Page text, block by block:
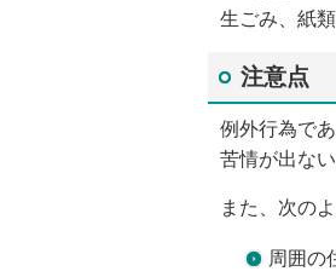
生ごみ、紙
注意点
例外行為で
苦情が出な
また、次の
周囲の